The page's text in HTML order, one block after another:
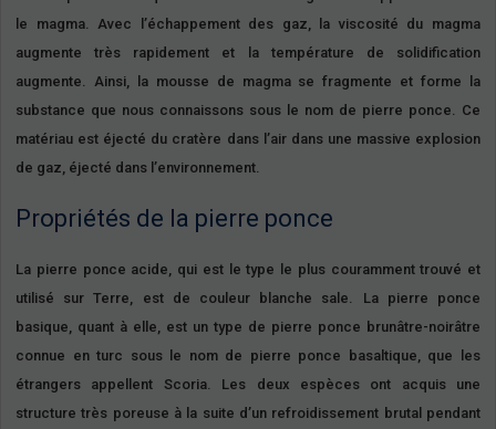
le magma. Avec l’échappement des gaz, la viscosité du magma
augmente très rapidement et la température de solidification
augmente. Ainsi, la mousse de magma se fragmente et forme la
substance que nous connaissons sous le nom de pierre ponce. Ce
matériau est éjecté du cratère dans l’air dans une massive explosion
de gaz, éjecté dans l’environnement.
Propriétés de la pierre ponce
La pierre ponce acide, qui est le type le plus couramment trouvé et
utilisé sur Terre, est de couleur blanche sale. La pierre ponce
basique, quant à elle, est un type de pierre ponce brunâtre-noirâtre
connue en turc sous le nom de pierre ponce basaltique, que les
étrangers appellent Scoria. Les deux espèces ont acquis une
structure très poreuse à la suite d’un refroidissement brutal pendant